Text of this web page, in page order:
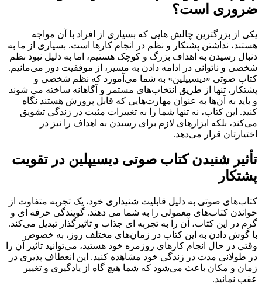
ضروری است؟
یکی از بزرگترین چالش‌ هایی که بسیاری از افراد با آن مواجه
هستند، نداشتن پشتکار و نظم در انجام کارها است. بسیاری از ما به
دنبال رسیدن به اهداف بزرگ و کوچک هستیم، اما به دلیل نبود نظم
شخصی و ناتوانی در ادامه دادن به مسیر، از موفقیت دور می‌مانیم.
کتاب صوتی «دیسیپلین» به شما می‌آموزد که نظم شخصی و
پشتکار، تنها از طریق انتخاب‌های مستمر و آگاهانه ساخته می‌ شوند
و باید به آن‌ها به عنوان مهارت‌هایی که قابل پرورش هستند نگاه
کنید. این کتاب، نه تنها شما را به تغییرات مثبت در زندگی تشویق
می‌کند، بلکه ابزارهای لازم برای رسیدن به اهداف را نیز در
اختیارتان قرار می‌دهد.
تأثیر شنیدن کتاب صوتی دیسیپلین در تقویت
پشتکار
کتاب‌های صوتی به دلیل قابلیت شنیداری خود، یک تجربه متفاوت از
خواندن کتاب‌های معمولی را به شما می‌ دهند. گویندگی حرفه‌ ای و
گرم در این کتاب، آن را به تجربه‌ ای جذاب و تاثیرگذار تبدیل می‌کند.
با گوش دادن به این کتاب در زمان‌های مختلف روز، به خصوص
وقتی در حال انجام کارهای روزمره خود هستید، می‌توانید تاثیر آن را
در طولانی‌ مدت در زندگی خود مشاهده کنید. این انعطاف‌ پذیری در
زمان و مکان باعث می‌شود که شما هیچ‌ گاه از یادگیری و تغییر
عقب نمانید.